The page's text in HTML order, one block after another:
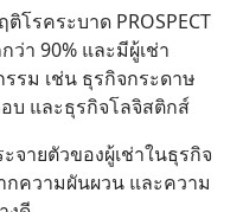
โรคระบาด PROSPECT
ว่า 90% และมีผู้เช่า
รม เช่น ธุรกิจกระดาษ
บ และธุรกิจโลจิสติกส์
จายตัวของผู้เช่าในธุรกิจ
กความผันผวน และความ